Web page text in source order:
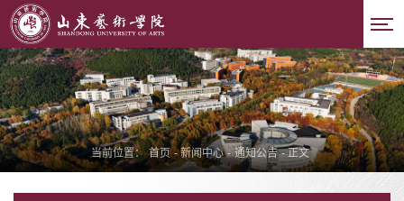
当前位置： 首页 - 新闻中心 - 通知公告 - 正文